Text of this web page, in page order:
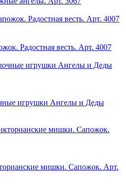
Радостная весть. Арт. 4007
игрушки Ангелы и Деды
мишки. Сапожок. Арт.